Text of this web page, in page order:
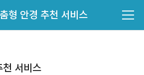
형 안경 추천 서비스
서비스